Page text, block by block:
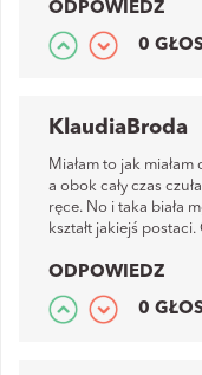
ODPOWIEDZ
0
KlaudiaBroda
Miałam to jak
a obok cały czas
ręce. No i taka biała
kształt jakiejś
ODPOWIEDZ
0